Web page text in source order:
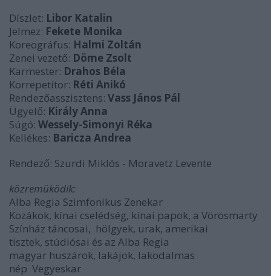
Díszlet: Libor Katalin
Jelmez: Fekete Monika
Koreográfus: Halmi Zoltán
Zenei vezető: Döme Zsolt
Karmester: Drahos Béla
Korrepetítor: Réti Anikó
Rendezőasszisztens: Vass János Pál
Ügyelő: Király Anna
Súgó: Wessely-Simonyi Réka
Kellékes: Baricza Andrea
Rendező: Szurdi Miklós - Moravetz Levente
közremüködik:
Alba Regia Szimfonikus Zenekar
Kozákok, kínai cselédség, kínai papok, a Vörösmarty
Színház táncosai, hölgyek, urak, amerikai
tisztek, stúdiósai és az Alba Regia
magyar huszárok, lakájok, lakodalmas
nép Vegyeskar